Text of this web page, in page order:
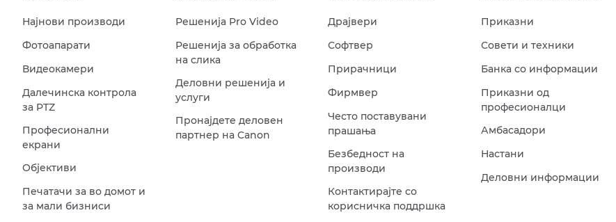
Најнови производи
Фотоапарати
Видеокамери
Далечинска контрола
за PTZ
Професионални
екрани
Објективи
Печатачи за во домот и
за мали бизниси
Решенија Pro Video
Решенија за обработка
на слика
Деловни решенија и
услуги
Пронајдете деловен
партнер на Canon
Драјвери
Софтвер
Прирачници
Фирмвер
Често поставувани
прашања
Безбедност на
производи
Контактирајте со
корисничка поддршка
Приказни
Совети и техники
Банка со информации
Приказни од
професионалци
Амбасадори
Настани
Деловни информации